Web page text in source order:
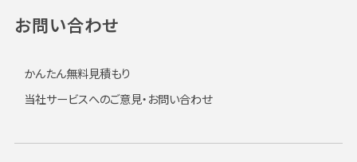
お問い合わせ
かんたん無料見積もり
当社サービスへのご意見・お問い合わせ